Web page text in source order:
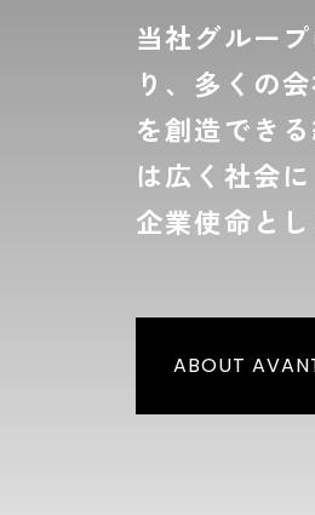
当社グルー
り、多くの
を創造でき
は広く社会
企業使命とし
ABOUT